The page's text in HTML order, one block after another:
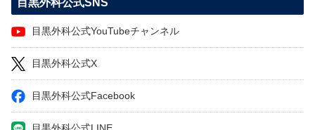
目黒外科公式SNS
目黒外科公式YouTubeチャンネル
目黒外科公式X
目黒外科公式Facebook
目黒外科公式LINE